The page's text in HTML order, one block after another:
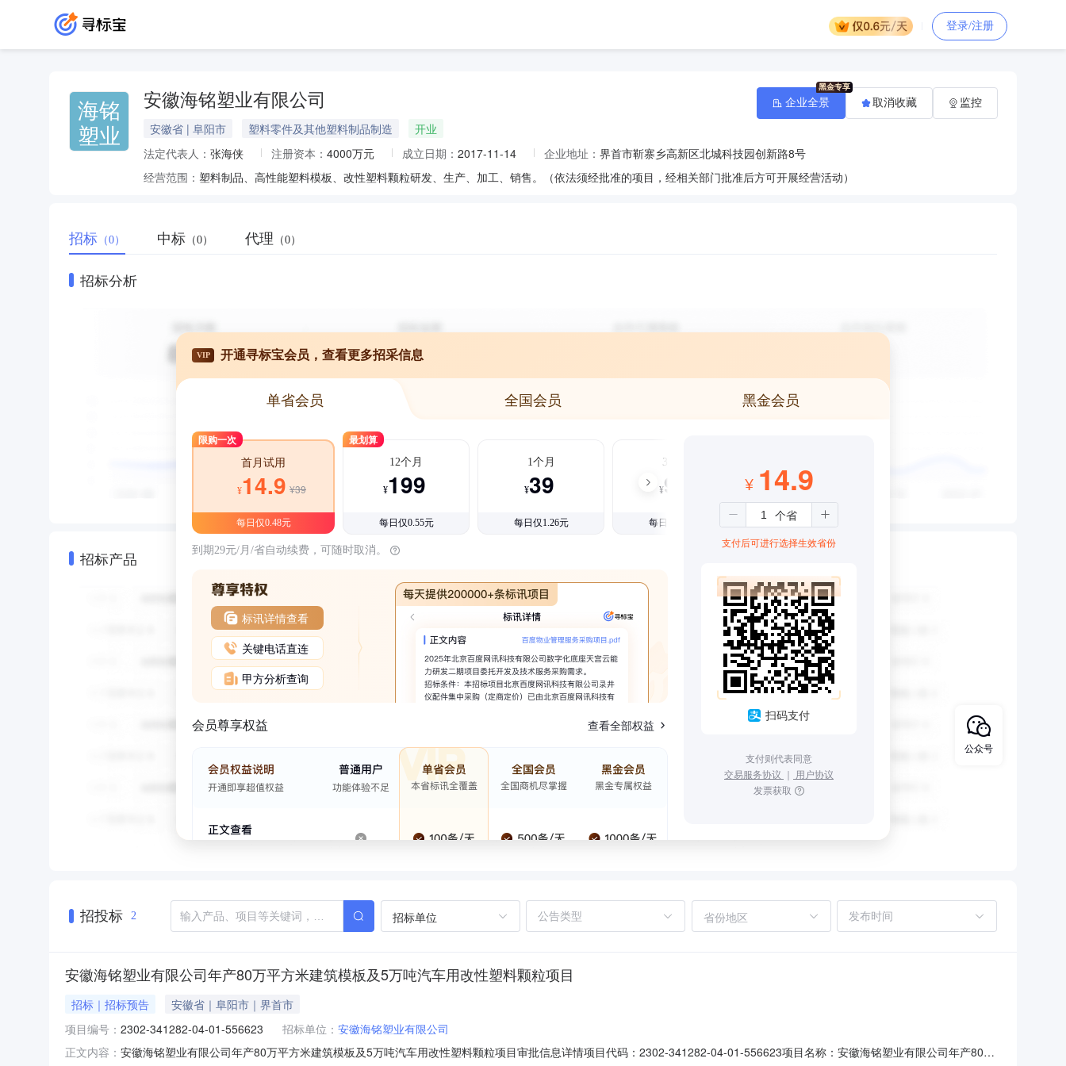
登录/注册
海铭
塑业
安徽海铭塑业有限公司
安徽省 | 阜阳市 塑料零件及其他塑料制品制造
开业
法定代表人： 张海侠 注册资本： 4000万元 成立日期： 2017-11-14 企业地址： 界首市靳寨乡高新区北城科技园创新路8号
经营范围： 塑料制品、高性能塑料模板、改性塑料颗粒研发、生产、加工、销售。（依法须经批准的项目，经相关部门批准后方可开展经营活动）
企业全景 取消收藏 监控
招标 （0） 中标 （0） 代理 （0）
招标分析
招标产品
VIP 开通寻标宝会员，查看更多招采信息
单省会员 全国会员 黑金会员
限购一次
首月试用
¥14.9 ¥39
每日仅0.48元
最划算
12个月
¥199
每日仅0.55元
1个月
¥39
每日仅1.26元
3个月
¥99
每日仅1.08元
到期29元/月/省自动续费，可随时取消。
标讯详情查看
关键电话直连
甲方分析查询
会员尊享权益 查看全部权益
¥ 14.9
支付后可进行选择生效省份
扫码支付
支付则代表同意
交易服务协议 ｜ 用户协议
发票获取
招投标 2 招标单位 省份地区
安徽海铭塑业有限公司年产80万平方米建筑模板及5万吨汽车用改性塑料颗粒项目
招标｜招标预告
安徽省｜阜阳市｜界首市
项目编号： 2302-341282-04-01-556623 招标单位： 安徽海铭塑业有限公司
正文内容： 安徽海铭塑业有限公司年产80万平方米建筑模板及5万吨汽车用改性塑料颗粒项目审批信息详情项目代码：2302-341282-04-01-556623项目名称：安徽海铭塑业有限公司年产80万
公众号